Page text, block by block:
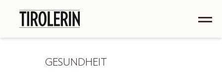
GESUNDHEIT